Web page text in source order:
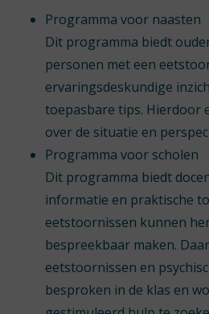
Programma voor naasten
Dit programma biedt
personen met een
ervaringsdeskundige
toepasbare tips. Hierdoor
over de situatie en
Programma voor scholen
Dit programma biedt
informatie en praktische
eetstoornissen kunnen
bespreekbaar maken.
eetstoornissen en
besproken in de klas en